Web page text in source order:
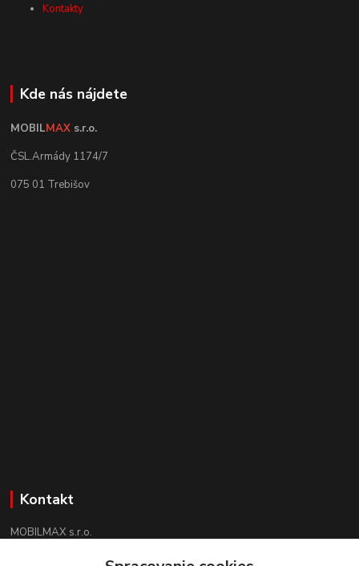
Kontakty
Kde nás nájdete
MOBILMAX s.r.o.
ČSL.Armády 1174/7
075 01 Trebišov
Kontakt
MOBILMAX s.r.o.